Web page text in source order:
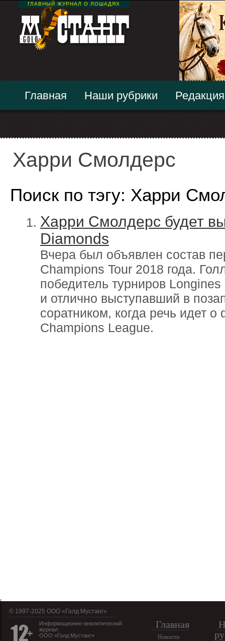
ГЛАВНЫЙ ЖУРНАЛ О ЛОШАДЯХ
Главная Наши рубрики Редакция
Харри Смолдерс
Поиск по тэгу: Харри
Харри Смолдерс будет
Diamonds
Вчера был объявлен состав
Champions Tour 2018 года.
победитель турниров
и отлично выступавший в
соратником, когда речь идет
Champions League.
© 1997-2025 OOO «Голд Мустанг»
Информационно-аналитический
журнал
ООО «Голд Мустанг»
Главная
Новости